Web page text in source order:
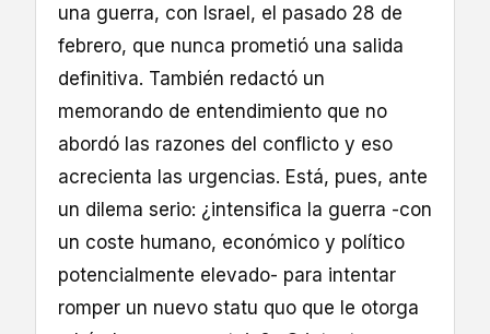
una guerra, con Israel, el pasado 28 de
febrero, que nunca prometió una salida
definitiva. También redactó un
memorando de entendimiento que no
abordó las razones del conflicto y eso
acrecienta las urgencias. Está, pues, ante
un dilema serio: ¿intensifica la guerra -con
un coste humano, económico y político
potencialmente elevado- para intentar
romper un nuevo statu quo que le otorga